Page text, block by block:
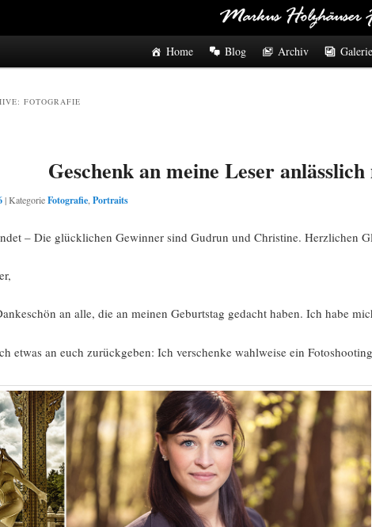
Home Blog Archiv Galerie
FOTOGRAFIE
Geschenk an meine Leser
|KategorieFotografie ,Portraits
– Die glücklichen Gewinner sind Gudrun und Christine. Herzlichen
an alle, die an meinen Geburtstag gedacht haben. Ich habe
etwas an euch zurückgeben: Ich verschenke wahlweise ein